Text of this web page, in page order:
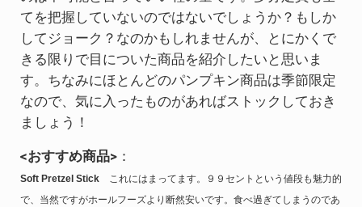
てを把握していないのではないでしょうか？もしか
してジョーク？なのかもしれませんが、とにかくで
きる限りで目についた商品を紹介したいと思いま
す。ちなみにほとんどのパンプキン商品は季節限定
なので、気に入ったものがあればストックしておき
ましょう！
<おすすめ商品>：
Soft Pretzel Stick これにはまってます。９９セントという値段も魅力的
で、当然ですがホールフーズより断然安いです。食べ過ぎてしまうのであ